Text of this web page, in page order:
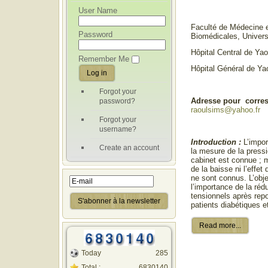
User Name
Password
Remember Me
Forgot your
password?
Forgot your
username?
Create an account
Today
285
Faculté de Médecine
Biomédicales,
Hôpital Central de
Hôpital Général de
Adresse pour
raoulsims@yahoo.fr
Introduction :
la mesure de la
cabinet est connue ;
de la baisse ni l’effet
ne sont connus.
l’importance de la
tensionnels après
patients diabétiques
Read more...